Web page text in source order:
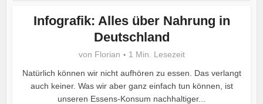
Infografik: Alles über Nahrung in
Deutschland
von Florian
1 Min. Lesezeit
Natürlich können wir nicht aufhören zu essen. Das verlangt
auch keiner. Was wir aber ganz einfach tun können, ist
unseren Essens-Konsum nachhaltiger...